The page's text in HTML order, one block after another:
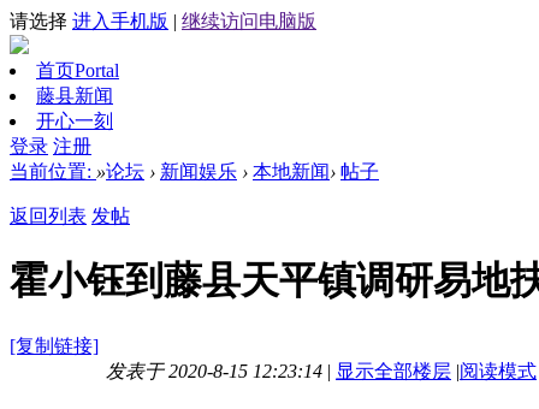
请选择 进入手机版 | 继续访问电脑版
首页Portal
藤县新闻
开心一刻
登录 注册
当前位置: »论坛 › 新闻娱乐 › 本地新闻› 帖子
返回列表 发帖
霍小钰到藤县天平镇调研易地
[复制链接]
发表于 2020-8-15 12:23:14 | 显示全部楼层 |阅读模式